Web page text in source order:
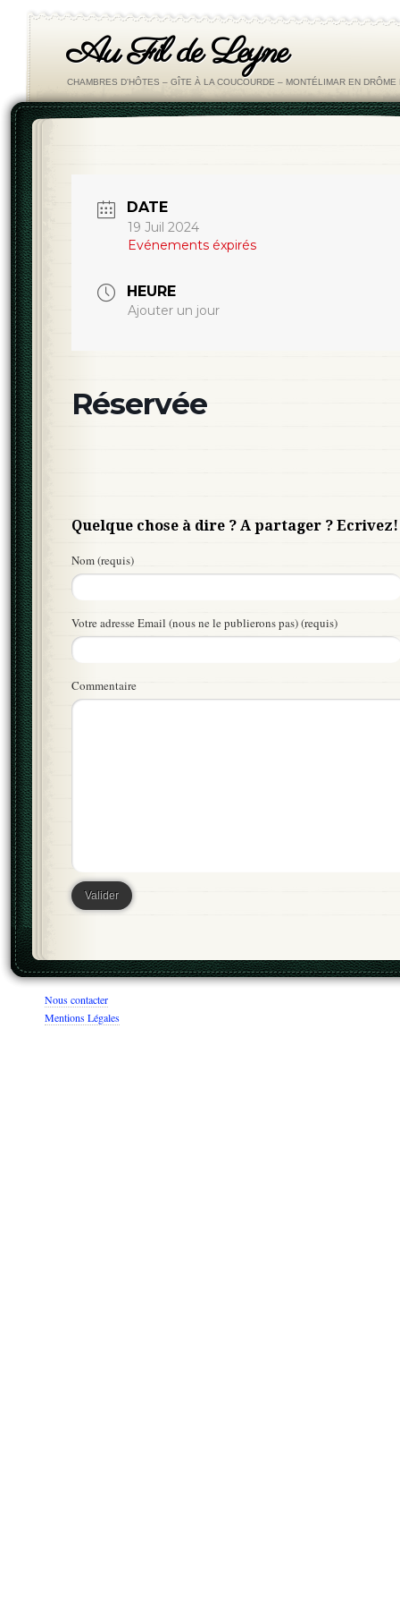
Au Fil de Leyne
CHAMBRES D'HÔTES – GÎTE À LA COUCOURDE – MONTÉLIMAR EN DRÔME
DATE
19 Juil 2024
Evénements éxpirés
HEURE
Ajouter un jour
Réservée
Quelque chose à dire ? A partager ? Ecrivez!
Nom (requis)
Votre adresse Email (nous ne le publierons pas) (requis)
Commentaire
Nous contacter
Mentions Légales